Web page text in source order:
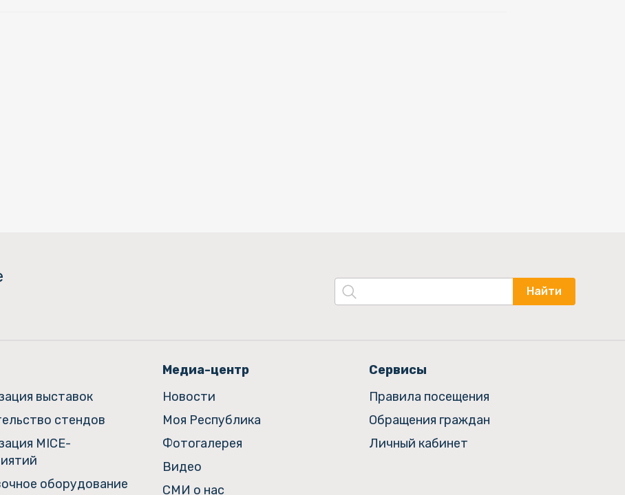
Найти
выставок
стендов
MICE-
оборудование
Медиа-центр
Новости
Моя Республика
Фотогалерея
Видео
СМИ о нас
Сервисы
Правила посещения
Обращения граждан
Личный кабинет